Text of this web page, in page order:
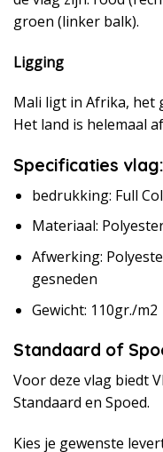
groen (linker balk).
Ligging
Mali ligt in Afrika, het
Het land is helemaal
Specificaties vlag:
bedrukking: Full
Materiaal:
Afwerking:
gesneden
Gewicht: 110gr./m2
Standaard of
Voor deze vlag biedt
Standaard en Spoed.
Kies je gewenste